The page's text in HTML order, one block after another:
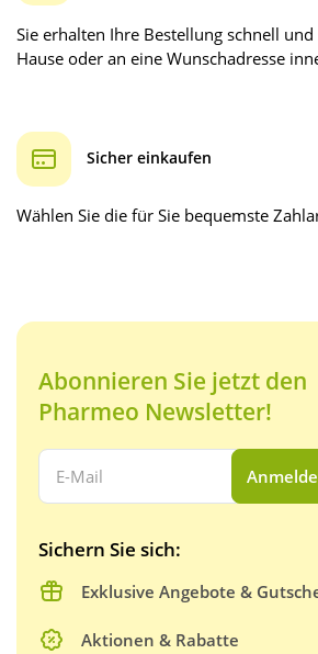
Sie erhalten Ihre Bestellung schnell
Hause oder an eine Wunschadresse
Sicher einkaufen
Wählen Sie die für Sie bequemste
Abonnieren Sie jetzt den
Pharmeo Newsletter!
Ihre E-Mail Adresse:
Sichern Sie sich:
Exklusive Angebote &
Aktionen & Rabatte